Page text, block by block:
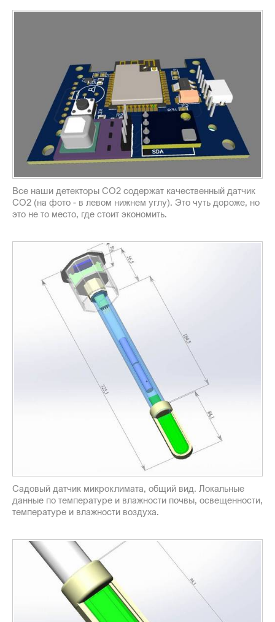
Все наши детекторы CO2 содержат качественный датчик
CO2 (на фото - в левом нижнем углу). Это чуть дороже, но
это не то место, где стоит экономить.
Садовый датчик микроклимата, общий вид. Локальные
данные по температуре и влажности почвы, освещенности,
температуре и влажности воздуха.